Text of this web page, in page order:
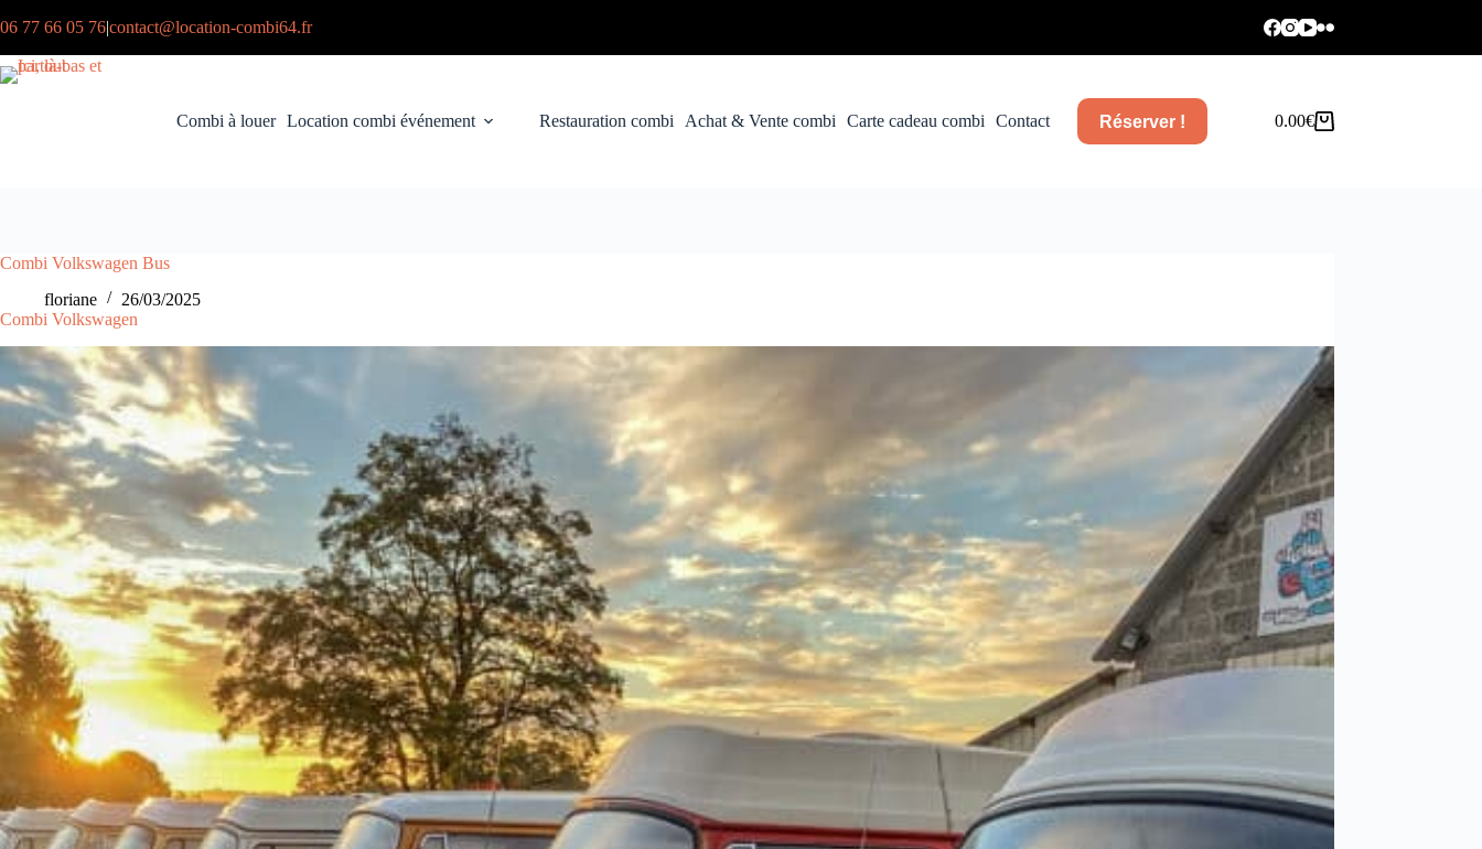
au
06 77 66 05 76|contact@location-combi64.fr
Combi à louer Location combi événement Restauration combi Achat & Vente combi Carte cadeau combi Contact Réserver !
Panier
0.00€
Combi Volkswagen Bus
floriane
26/03/2025
Combi Volkswagen